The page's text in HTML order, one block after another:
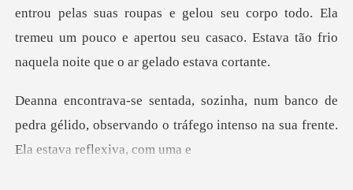
Sair
s roupas e gelou seu corpo todo. Ela
tremeu um pouco e apertou seu c
o de
pedra gélido, observando o tráfego intenso